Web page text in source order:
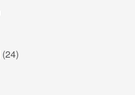
(24)